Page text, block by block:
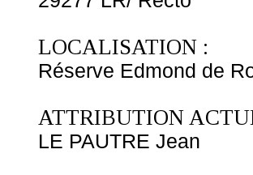
LOCALISATION :
Réserve Edmond de
ATTRIBUTION
LE PAUTRE Jean